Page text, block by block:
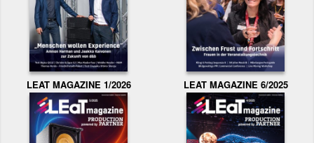
LEAT MAGAZINE 1/2026 LEAT MAGAZINE 6/2025